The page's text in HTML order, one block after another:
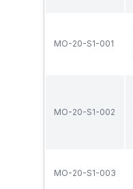
MO-20-S1-001
MO-20-S1-002
MO-20-S1-003